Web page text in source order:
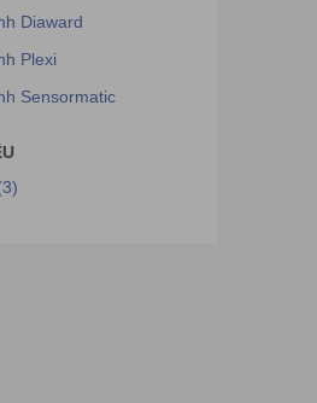
Diaward
Plexi
Sensormatic